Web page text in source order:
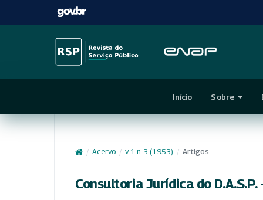
Início Sobre
/ Acervo / v. 1 n. 3 (1953) / Artigos
Consultoria Jurídica do D.A.S.P.